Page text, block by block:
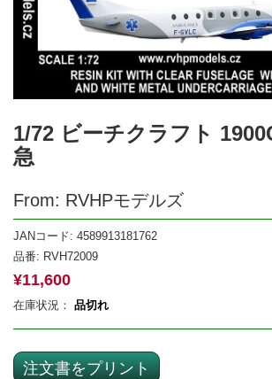
1/72 ビーチクラフト
急
From: RVHPモデルズ
JANコード: 4589913181762
品番: RVH72009
¥11,600
在庫状況： 品切れ
注文書をプリント